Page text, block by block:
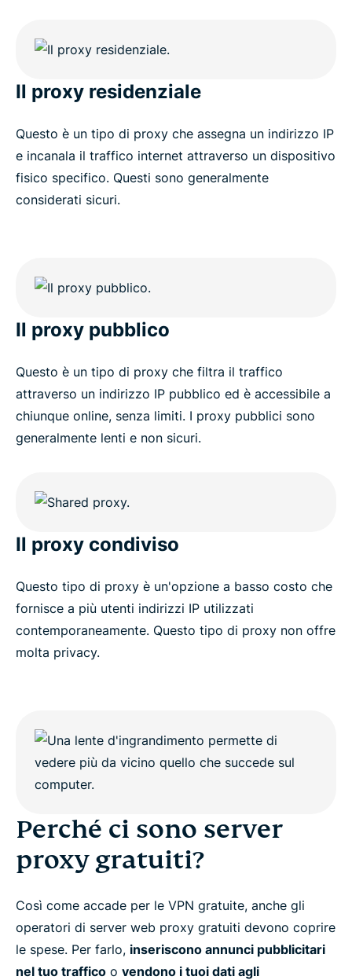
Il proxy residenziale
Questo è un tipo di proxy che assegna un indirizzo IP
e incanala il traffico internet attraverso un dispositivo
fisico specifico. Questi sono generalmente
considerati sicuri.
Il proxy pubblico
Questo è un tipo di proxy che filtra il traffico
attraverso un indirizzo IP pubblico ed è accessibile a
chiunque online, senza limiti. I proxy pubblici sono
generalmente lenti e non sicuri.
Il proxy condiviso
Questo tipo di proxy è un'opzione a basso costo che
fornisce a più utenti indirizzi IP utilizzati
contemporaneamente. Questo tipo di proxy non offre
molta privacy.
Perché ci sono server
proxy gratuiti?
Così come accade per le VPN gratuite, anche gli
operatori di server web proxy gratuiti devono coprire
le spese. Per farlo, inseriscono annunci pubblicitari
nel tuo traffico o vendono i tuoi dati agli